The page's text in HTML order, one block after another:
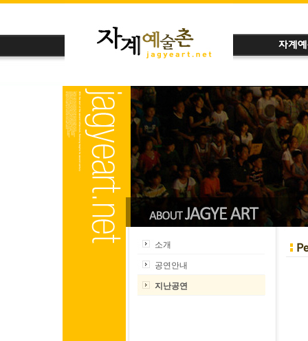
소개
공연안내
지난공연